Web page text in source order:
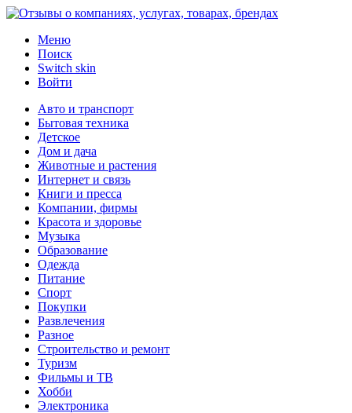
Меню
Поиск
Switch skin
Войти
Авто и транспорт
Бытовая техника
Детское
Дом и дача
Животные и растения
Интернет и связь
Книги и пресса
Компании, фирмы
Красота и здоровье
Музыка
Образование
Одежда
Питание
Спорт
Покупки
Развлечения
Разное
Строительство и ремонт
Туризм
Фильмы и ТВ
Хобби
Электроника